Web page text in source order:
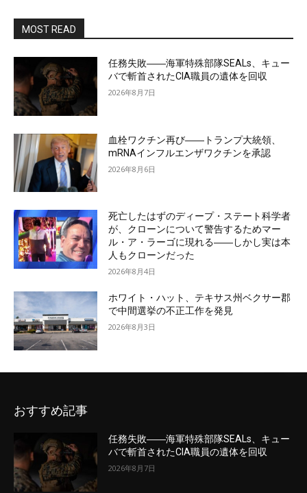
MOST READ
任務失敗――海軍特殊部隊SEALs、キュー
バで斬首されたCIA職員の遺体を回収
2026年8月7日
血栓ワクチン再び――トランプ大統領、
mRNAインフルエンザワクチンを承認
2026年8月6日
死亡したはずのディープ・ステート科学者
が、クローンについて警告するためマー
ル・ア・ラーゴに現れる――しかし実は本
人もクローンだった
2026年8月4日
ホワイト・ハット、テキサス州ベクサー郡
で中間選挙の不正工作を発見
2026年8月3日
おすすめ記事
任務失敗――海軍特殊部隊SEALs、キュー
バで斬首されたCIA職員の遺体を回収
2026年8月7日